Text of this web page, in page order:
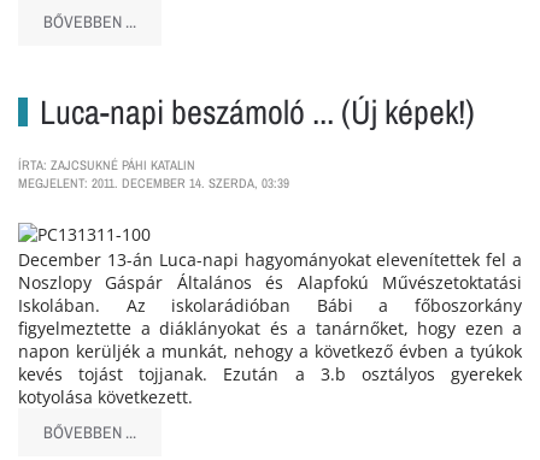
BŐVEBBEN ...
Luca-napi beszámoló ... (Új képek!)
ÍRTA: ZAJCSUKNÉ PÁHI KATALIN
MEGJELENT: 2011. DECEMBER 14. SZERDA, 03:39
December 13-án Luca-napi hagyományokat elevenítettek fel a
Noszlopy Gáspár Általános és Alapfokú Művészetoktatási
Iskolában. Az iskolarádióban Bábi a főboszorkány
figyelmeztette a diáklányokat és a tanárnőket, hogy ezen a
napon kerüljék a munkát, nehogy a következő évben a tyúkok
kevés tojást tojjanak. Ezután a 3.b osztályos gyerekek
kotyolása következett.
BŐVEBBEN ...